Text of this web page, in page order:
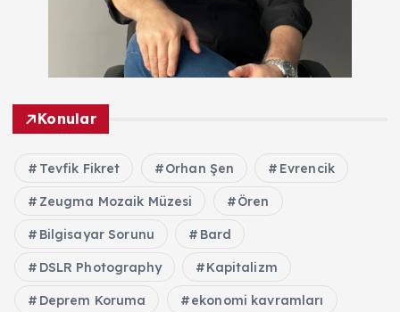
Konular
Tevfik Fikret Orhan Şen Evrencik
Zeugma Mozaik Müzesi Ören
Bilgisayar Sorunu Bard
DSLR Photography Kapitalizm
Deprem Koruma ekonomi kavramları